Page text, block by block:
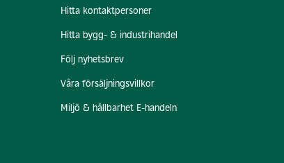
Hitta kontaktpersoner
Hitta bygg- & industrihandel
Följ nyhetsbrev
Våra försäljningsvillkor
Miljö & hållbarhet E-handeln